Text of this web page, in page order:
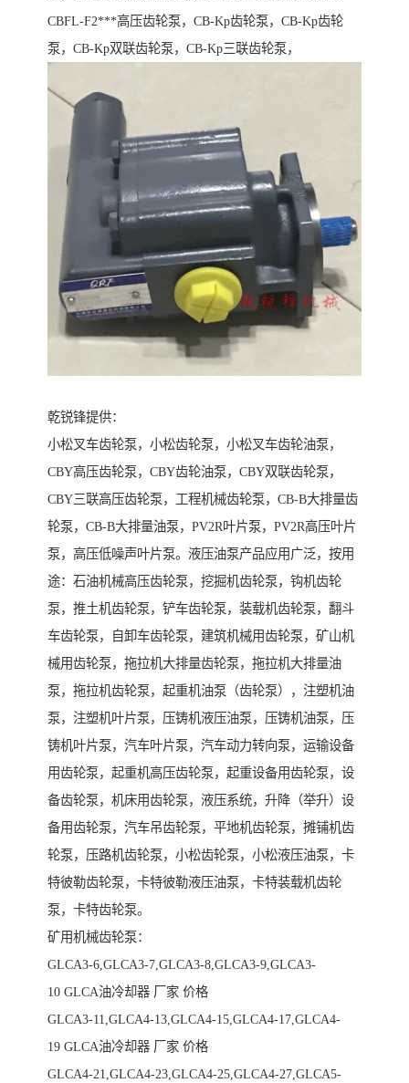
CBFL-F2***高压齿轮泵，CB-Kp齿轮泵，CB-Kp齿轮
泵，CB-Kp双联齿轮泵，CB-Kp三联齿轮泵，
乾锐锋提供：
小松叉车齿轮泵，小松齿轮泵，小松叉车齿轮油泵，
CBY高压齿轮泵，CBY齿轮油泵，CBY双联齿轮泵，
CBY三联高压齿轮泵，工程机械齿轮泵，CB-B大排量齿
轮泵，CB-B大排量油泵，PV2R叶片泵，PV2R高压叶片
泵，高压低噪声叶片泵。液压油泵产品应用广泛，按用
途：石油机械高压齿轮泵，挖掘机齿轮泵，钩机齿轮
泵，推土机齿轮泵，铲车齿轮泵，装载机齿轮泵，翻斗
车齿轮泵，自卸车齿轮泵，建筑机械用齿轮泵，矿山机
械用齿轮泵，拖拉机大排量齿轮泵，拖拉机大排量油
泵，拖拉机齿轮泵，起重机油泵（齿轮泵），注塑机油
泵，注塑机叶片泵，压铸机液压油泵，压铸机油泵，压
铸机叶片泵，汽车叶片泵，汽车动力转向泵，运输设备
用齿轮泵，起重机高压齿轮泵，起重设备用齿轮泵，设
备齿轮泵，机床用齿轮泵，液压系统，升降（举升）设
备用齿轮泵，汽车吊齿轮泵，平地机齿轮泵，摊铺机齿
轮泵，压路机齿轮泵，小松齿轮泵，小松液压油泵，卡
特彼勒齿轮泵，卡特彼勒液压油泵，卡特装载机齿轮
泵，卡特齿轮泵。
矿用机械齿轮泵：
GLCA3-6,GLCA3-7,GLCA3-8,GLCA3-9,GLCA3-
10 GLCA油冷却器 厂家 价格
GLCA3-11,GLCA4-13,GLCA4-15,GLCA4-17,GLCA4-
19 GLCA油冷却器 厂家 价格
GLCA4-21,GLCA4-23,GLCA4-25,GLCA4-27,GLCA5-